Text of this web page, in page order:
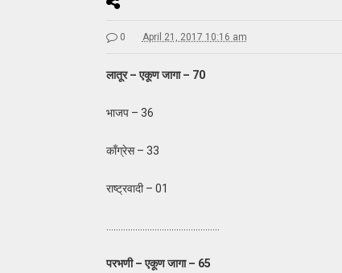
0 April 21, 2017 10:16 am
लातूर – एकूण जागा – 70
भाजप – 36
काँग्रेस – 33
राष्ट्रवादी – 01
परभणी – एकूण जागा – 65